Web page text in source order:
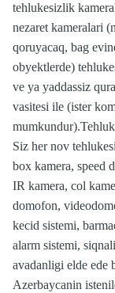
tehlukesizlik
nezaret kameralari
qoruyacaq, bag
obyektlerde)
ve ya yaddassiz
vasitesi ile (ister
Siz her nov
box kamera, speed
IR kamera, col
domofon,
kecid sistemi,
alarm sistemi,
avadanligi elde ede
Azerbaycanin